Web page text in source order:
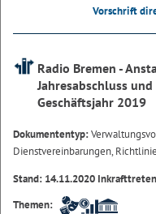
Vorschrift
Radio Bremen -
Jahresabschluss
Geschäftsjahr 2019
Dokumententyp:
Dienstvereinbarungen,
Stand: 14.11.2020
Themen: